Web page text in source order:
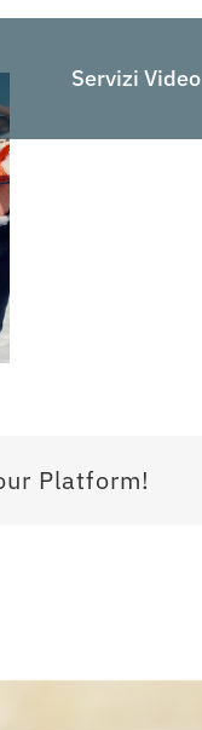
Servizi Video
Platform!